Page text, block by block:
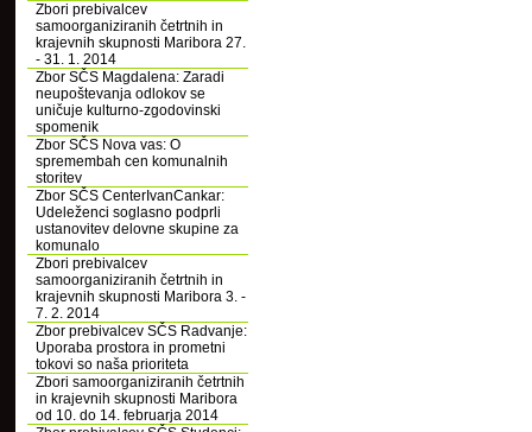
Zbori prebivalcev
samoorganiziranih četrtnih in
krajevnih skupnosti Maribora 27.
- 31. 1. 2014
Zbor SČS Magdalena: Zaradi
neupoštevanja odlokov se
uničuje kulturno-zgodovinski
spomenik
Zbor SČS Nova vas: O
spremembah cen komunalnih
storitev
Zbor SČS CenterIvanCankar:
Udeleženci soglasno podprli
ustanovitev delovne skupine za
komunalo
Zbori prebivalcev
samoorganiziranih četrtnih in
krajevnih skupnosti Maribora 3. -
7. 2. 2014
Zbor prebivalcev SČS Radvanje:
Uporaba prostora in prometni
tokovi so naša prioriteta
Zbori samoorganiziranih četrtnih
in krajevnih skupnosti Maribora
od 10. do 14. februarja 2014